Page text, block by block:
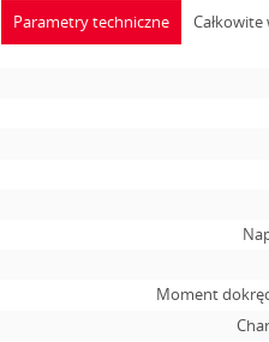
Parametry techniczne
Moment